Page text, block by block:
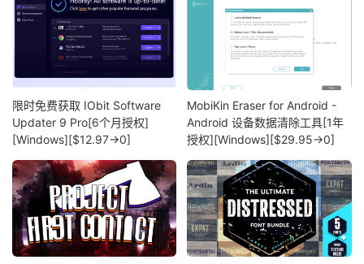
限时免费获取 IObit Software
Updater 9 Pro[6个月授权]
[Windows][$12.97→0]
MobiKin Eraser for Android -
Android 设备数据清除工具[1年
授权][Windows][$29.95→0]